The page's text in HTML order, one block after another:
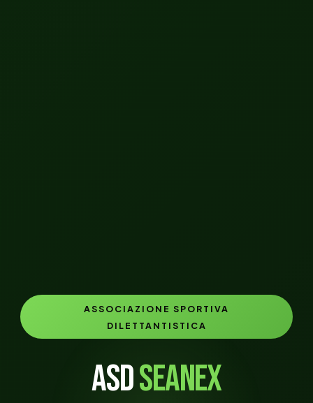
ASSOCIAZIONE SPORTIVA
DILETTANTISTICA
ASDSEANEX